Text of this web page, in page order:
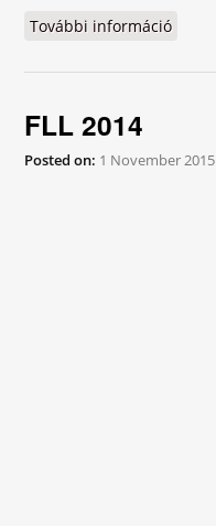
További információ
FLL 2014
Posted on: 1 November 2015